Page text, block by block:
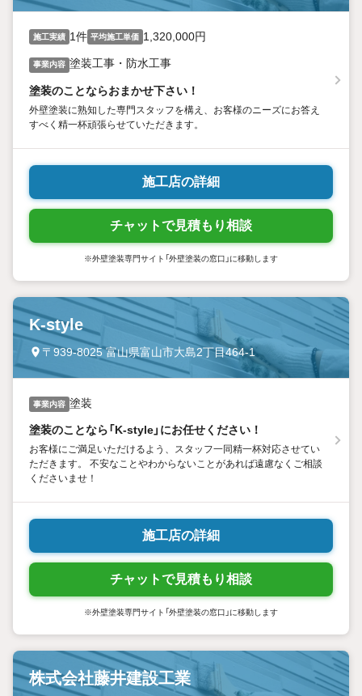
施工実績 1件 平均施工単価 1,320,000円
事業内容 塗装工事・防水工事
塗装のことならおまかせ下さい！
外壁塗装に熟知した専門スタッフを構え、お客様のニーズにお答え
すべく精一杯頑張らせていただきます。
施工店の詳細
チャットで見積もり相談
※外壁塗装専門サイト「外壁塗装の窓口」に移動します
K-style
〒939-8025 富山県富山市大島2丁目464-1
事業内容 塗装
塗装のことなら「K-style」にお任せください！
お客様にご満足いただけるよう、スタッフ一同精一杯対応させてい
ただきます。 不安なことやわからないことがあれば遠慮なくご相談
くださいませ！
施工店の詳細
チャットで見積もり相談
※外壁塗装専門サイト「外壁塗装の窓口」に移動します
株式会社藤井建設工業